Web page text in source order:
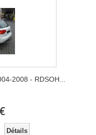
2008 - RDSOH...
Détails